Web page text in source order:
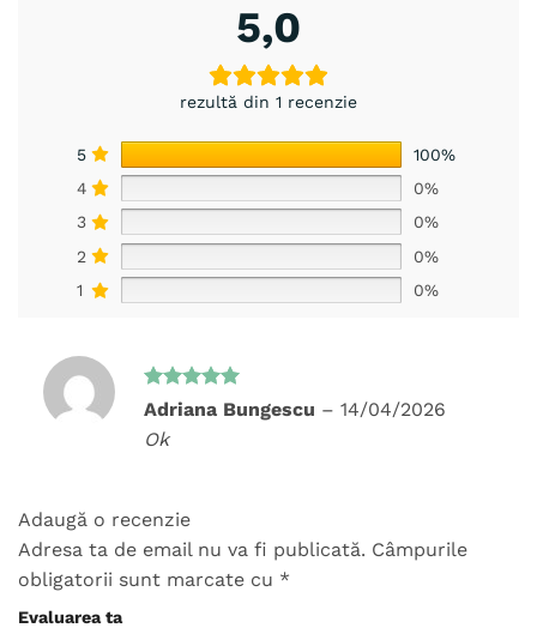
5,0
rezultă din 1 recenzie
5
100%
4
0%
3
0%
2
0%
1
0%
Evaluat la
Adriana Bungescu – 14/04/2026
Ok
Adaugă o recenzie
Adresa ta de email nu va fi publicată. Câmpurile
obligatorii sunt marcate cu *
Evaluarea ta